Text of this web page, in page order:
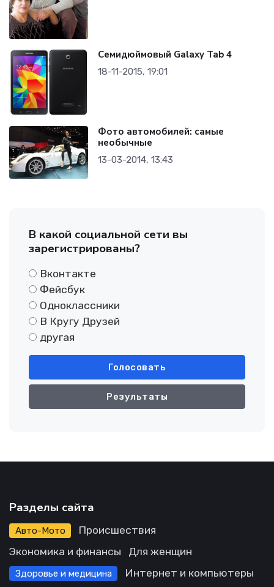
Семидюймовый Galaxy Tab 4
18-11-2015, 19:01
Фото автомобилей: самые
необычные
13-03-2014, 13:43
В какой социальной сети вы
зарегистрированы?
Вконтакте
Фейсбук
Одноклассники
В Кругу Друзей
другая
Голосовать
Результаты
Разделы сайта
Авто-Мото
Происшествия
Экономика и финансы
Для женщин
Здоровье и медицина
Интернет и компьютеры